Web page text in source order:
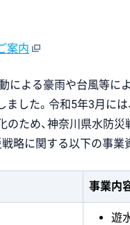
案内
による豪雨や台風等に
した。令和5年3月には
のため、神奈川県水防
略に関する以下の事業
事業内
遊